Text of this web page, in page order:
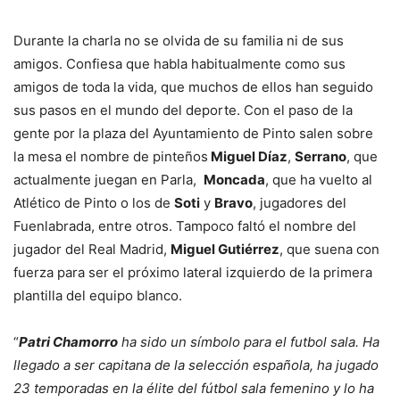
Durante la charla no se olvida de su familia ni de sus
amigos. Confiesa que habla habitualmente como sus
amigos de toda la vida, que muchos de ellos han seguido
sus pasos en el mundo del deporte. Con el paso de la
gente por la plaza del Ayuntamiento de Pinto salen sobre
la mesa el nombre de pinteños Miguel Díaz, Serrano, que
actualmente juegan en Parla, Moncada, que ha vuelto al
Atlético de Pinto o los de Soti y Bravo, jugadores del
Fuenlabrada, entre otros. Tampoco faltó el nombre del
jugador del Real Madrid, Miguel Gutiérrez, que suena con
fuerza para ser el próximo lateral izquierdo de la primera
plantilla del equipo blanco.
“Patri Chamorro ha sido un símbolo para el futbol sala. Ha
llegado a ser capitana de la selección española, ha jugado
23 temporadas en la élite del fútbol sala femenino y lo ha